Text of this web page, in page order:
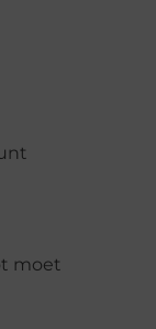
moet